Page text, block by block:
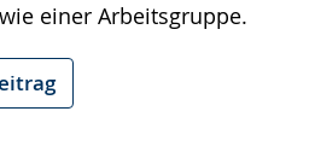
einer Arbeitsgruppe.